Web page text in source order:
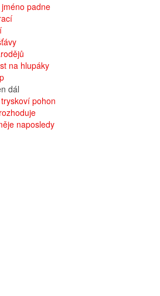
padne
na hlupáky
dál
pohon
naposledy